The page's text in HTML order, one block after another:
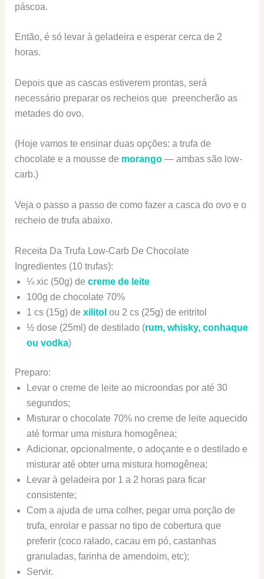
páscoa.
Então, é só levar à geladeira e esperar cerca de 2
horas.
Depois que as cascas estiverem prontas, será
necessário preparar os recheios que preencherão as
metades do ovo.
(Hoje vamos te ensinar duas opções: a trufa de
chocolate e a mousse de morango— ambas são low-
carb.)
Veja o passo a passo de como fazer a casca do ovo e o
recheio de trufa abaixo.
Receita Da Trufa Low-Carb De Chocolate
Ingredientes (10 trufas):
¼ xic (50g) de creme de leite
100g de chocolate 70%
1 cs (15g) de xilitol ou 2 cs (25g) de eritritol
½ dose (25ml) de destilado (rum, whisky, conhaque
ou vodka)
Preparo:
Levar o creme de leite ao microondas por até 30
segundos;
Misturar o chocolate 70% no creme de leite aquecido
até formar uma mistura homogênea;
Adicionar, opcionalmente, o adoçante e o destilado e
misturar até obter uma mistura homogênea;
Levar à geladeira por 1 a 2 horas para ficar
consistente;
Com a ajuda de uma colher, pegar uma porção de
trufa, enrolar e passar no tipo de cobertura que
preferir (coco ralado, cacau em pó, castanhas
granuladas, farinha de amendoim, etc);
Servir.